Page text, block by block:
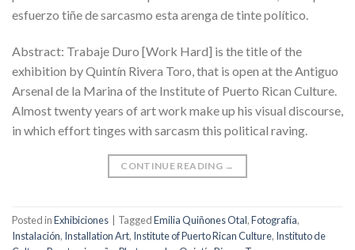
esfuerzo tiñe de sarcasmo esta arenga de tinte político.
Abstract: Trabaje Duro [Work Hard] is the title of the
exhibition by Quintín Rivera Toro, that is open at the Antiguo
Arsenal de la Marina of the Institute of Puerto Rican Culture.
Almost twenty years of art work make up his visual discourse,
in which effort tinges with sarcasm this political raving.
CONTINUE READING →
Posted inExhibiciones TaggedEmilia Quiñones Otal,Fotografía,
Instalación, Installation Art, Institute of Puerto Rican Culture, Instituto de